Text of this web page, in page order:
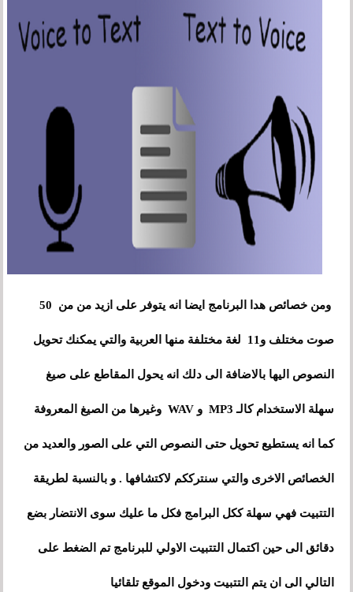
ومن خصائص هدا البرنامج ايضا انه يتوفر على ازيد من من 50
صوت مختلف و11 لغة مختلفة منها العربية والتي يمكنك تحويل
النصوص اليها بالاضافة الى دلك انه يحول المقاطع على صيغ
سهلة الاستخدام كالـ MP3 و WAV وغيرها من الصيغ المعروفة
كما انه يستطيع تحويل حتى النصوص التي على الصور والعديد من
الخصائص الاخرى والتي سنترككم لاكتشافها . و بالنسبة لطريقة
التتبيت فهي سهلة ككل البرامج فكل ما عليك سوى الانتضار بضع
دقائق الى حين اكتمال التتبيت الاولي للبرنامج تم الضغط على
التالي الى ان يتم التتبيت ودخول الموقع تلقائيا